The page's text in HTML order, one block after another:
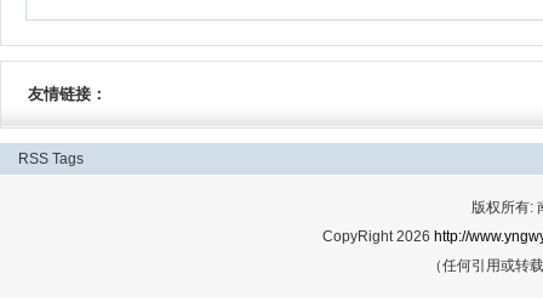
友情链接：
RSS Tags
版权所有:
CopyRight 2026 http://
（任何引用或转